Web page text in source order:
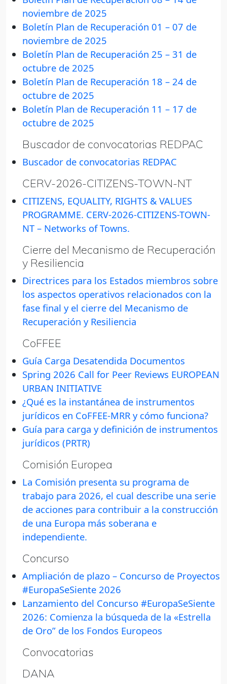
noviembre de 2025
Boletín Plan de Recuperación 01 – 07 de
noviembre de 2025
Boletín Plan de Recuperación 25 – 31 de
octubre de 2025
Boletín Plan de Recuperación 18 – 24 de
octubre de 2025
Boletín Plan de Recuperación 11 – 17 de
octubre de 2025
Buscador de convocatorias REDPAC
Buscador de convocatorias REDPAC
CERV-2026-CITIZENS-TOWN-NT
CITIZENS, EQUALITY, RIGHTS & VALUES
PROGRAMME. CERV-2026-CITIZENS-TOWN-
NT – Networks of Towns.
Cierre del Mecanismo de Recuperación
y Resiliencia
Directrices para los Estados miembros sobre
los aspectos operativos relacionados con la
fase final y el cierre del Mecanismo de
Recuperación y Resiliencia
CoFFEE
Guía Carga Desatendida Documentos
Spring 2026 Call for Peer Reviews EUROPEAN
URBAN INITIATIVE
¿Qué es la instantánea de instrumentos
jurídicos en CoFFEE-MRR y cómo funciona?
Guía para carga y definición de instrumentos
jurídicos (PRTR)
Comisión Europea
La Comisión presenta su programa de
trabajo para 2026, el cual describe una serie
de acciones para contribuir a la construcción
de una Europa más soberana e
independiente.
Concurso
Ampliación de plazo – Concurso de Proyectos
#EuropaSeSiente 2026
Lanzamiento del Concurso #EuropaSeSiente
2026: Comienza la búsqueda de la «Estrella
de Oro” de los Fondos Europeos
Convocatorias
DANA